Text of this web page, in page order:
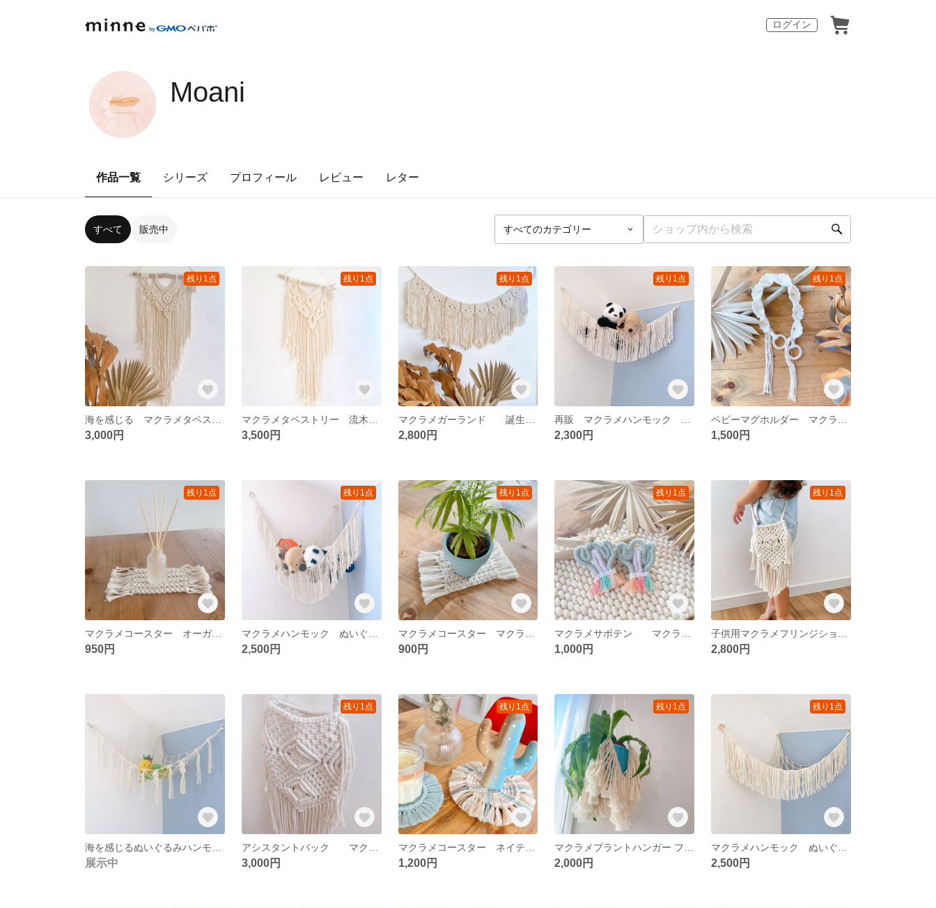
ログイン
Moani
作品一覧 シリーズ プロフィール レビュー レター
すべて 販売中
残り1点
3,000円
残り1点
3,500円
残り1点
2,800円
残り1点
2,300円
残り1点
1,500円
残り1点
マクラメコースター オーガニックコットンマクラメ
950円
残り1点
2,500円
残り1点
900円
残り1点
1,000円
残り1点
2,800円
展示中
残り1点
3,000円
残り1点
1,200円
残り1点
2,000円
残り1点
2,500円